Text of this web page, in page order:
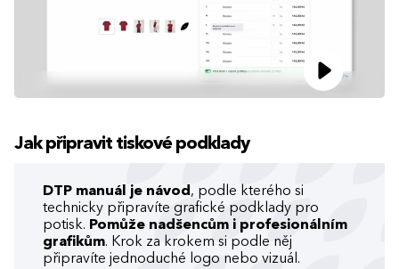
Jak připravit tiskové podklady
DTP manuál je návod , podle kterého si
technicky připravíte grafické podklady pro
potisk. Pomůže nadšencům i profesionálním
grafikům. Krok za krokem si podle něj
připravíte jednoduché logo nebo vizuál.